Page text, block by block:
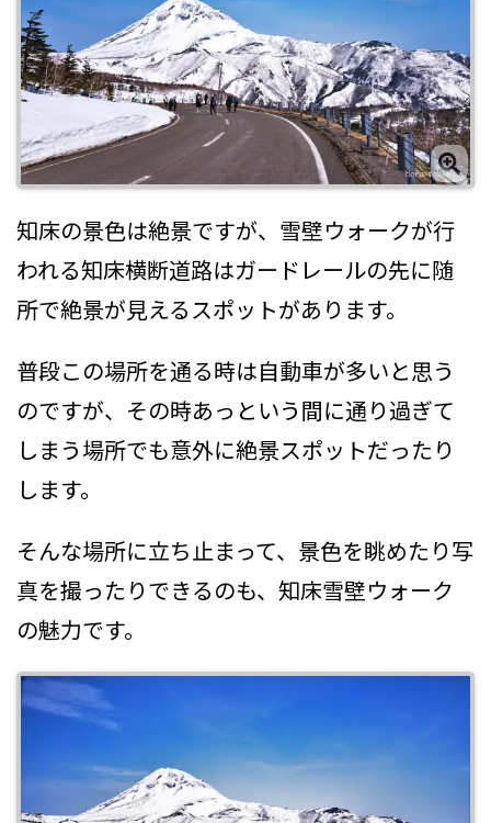
知床の景色は絶景ですが、雪壁ウォークが行
われる知床横断道路はガードレールの先に随
所で絶景が見えるスポットがあります。
普段この場所を通る時は自動車が多いと思う
のですが、その時あっという間に通り過ぎて
しまう場所でも意外に絶景スポットだったり
します。
そんな場所に立ち止まって、景色を眺めたり写
真を撮ったりできるのも、知床雪壁ウォーク
の魅力です。